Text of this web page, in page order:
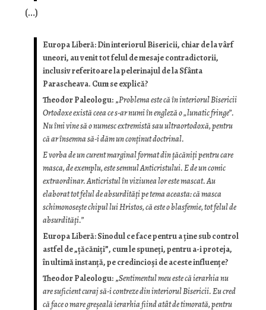
(…)
Europa Liberă: Din interiorul Bisericii, chiar de la vârf
uneori, au venit tot felul de mesaje contradictorii,
inclusiv referitoare la pelerinajul de la Sfânta
Parascheava. Cum se explică?
Theodor Paleologu:„Problema este că în interiorul Bisericii
Ortodoxe există ceea ce s-ar numi în engleză o „lunatic fringe”.
Nu îmi vine să o numesc extremistă sau ultraortodoxă, pentru
că ar însemna să-i dăm un conținut doctrinal.
E vorba de un curent marginal format din țăcăniți pentru care
masca, de exemplu, este semnul Anticristului. E de un comic
extraordinar. Anticristul în viziunea lor este mascat. Au
elaborat tot felul de absurdități pe tema aceasta: că masca
schimonosește chipul lui Hristos, că este o blasfemie, tot felul de
absurdități.”
Europa Liberă: Sinodul ce face pentru a ține sub control
astfel de „țăcăniți”, cum le spuneți, pentru a-i proteja,
în ultimă instanță, pe credincioși de aceste influențe?
Theodor Paleologu:„Sentimentul meu este că ierarhia nu
are suficient curaj să-i contreze din interiorul Bisericii. Eu cred
că face o mare greșeală ierarhia fiind atât de timorată, pentru